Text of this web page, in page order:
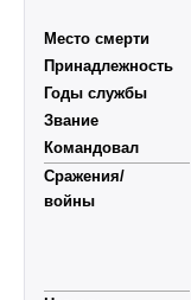
Место смерти
Принадлежность
Годы службы
Звание
Командовал
Сражения/
войны